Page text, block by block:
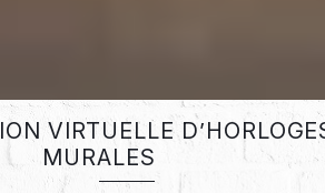
VIRTUELLE
MURALES